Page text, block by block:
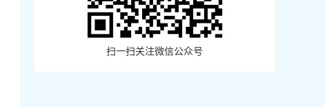
扫一扫关注微信公众号